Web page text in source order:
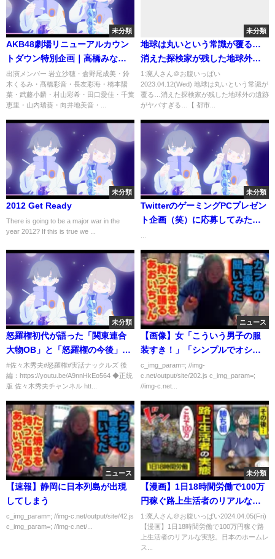
未分類
AKB48劇場リニューアルカウン
トダウン特別企画｜高橋みなみ
｜AKB48 + Talk｜僕の太陽 公演
千秋楽
出演メンバー 岩立沙穂・倉野尾成美・鈴
木くるみ・髙橋彩音・長友彩海・橋本陽
菜・武藤小麟・村山彩希・田口愛佳・千葉
恵里・山内瑞葵・向井地美音・...
未分類
地球は丸いという常識が覆る…
消えた探検家が残した地球外の
遺跡がヤバすぎる…【 都市伝説
ミドルトン 宇宙人 ピラミッド ス
マトラ島 フラットアース 】
1:廃人さん＠お腹いっぱい
2023.04.12(Wed) 地球は丸いという常識が
覆る…消えた探検家が残した地球外の遺跡
がヤバすぎる…【 都市...
未分類
2012 Get Ready
There is going to be a major war in the
year 2012? If this is true we ...
未分類
TwitterのゲーミングPCプレゼン
ト企画（笑）に応募してみた
未分類
怒羅権初代が語った「関東連合
大物OB」と「怒羅権の今後」
【前編】
#佐々木秀夫#怒羅権#実話ナックルズ 後
編：https://youtu.be/A9nnHkEo564 ◆正統
版 佐々木秀夫チャンネル htt...
ニュース
【画像】女「こういう男子の服
装すき！」「シンプルでオシャ
レ！」「彼氏に着てほしい」
c_img_param=; //img-
c.net/output/site/202.js c_img_param=;
//img-c.net...
ニュース
【速報】静岡に日本列島が出現
してしまう
c_img_param=; //img-c.net/output/site/42.js
c_img_param=; //img-c.net/...
未分類
【漫画】1日18時間労働で100万
円稼ぐ路上生活者のリアルな実
態。日本のホームレスは約5000
人…路上生活者の苦悩…【メシ
1:廃人さん＠お腹いっぱい2024.04.05(Fri)
【漫画】1日18時間労働で100万円稼ぐ路
上生活者のリアルな実態。日本のホームレ
ス...